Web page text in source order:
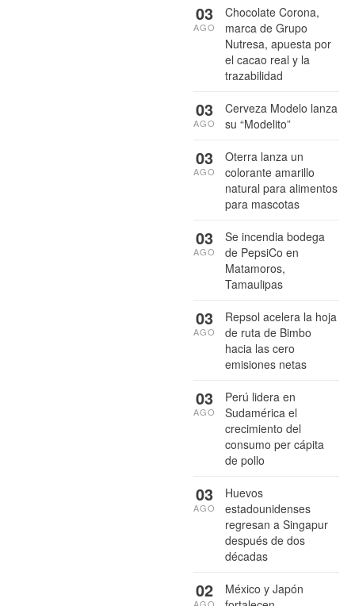
Chocolate Corona,
marca de Grupo
Nutresa, apuesta por
el cacao real y la
trazabilidad
03
AGO
Cerveza Modelo lanza
su “Modelito”
03
AGO
Oterra lanza un
colorante amarillo
natural para alimentos
para mascotas
03
AGO
Se incendia bodega
de PepsiCo en
Matamoros,
Tamaulipas
03
AGO
Repsol acelera la hoja
de ruta de Bimbo
hacia las cero
emisiones netas
03
AGO
Perú lidera en
Sudamérica el
crecimiento del
consumo per cápita
de pollo
03
AGO
Huevos
estadounidenses
regresan a Singapur
después de dos
décadas
03
AGO
México y Japón
02